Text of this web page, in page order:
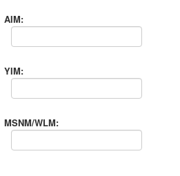
AIM:
YIM:
MSNM/WLM: